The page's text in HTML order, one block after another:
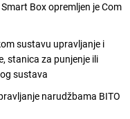
Box opremljen je Com
sustavu upravljanje i
stanica za punjenje ili
sustava
narudžbama BITO